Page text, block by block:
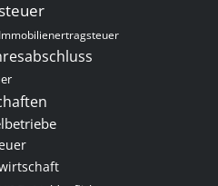
Immobilienertragsteuer